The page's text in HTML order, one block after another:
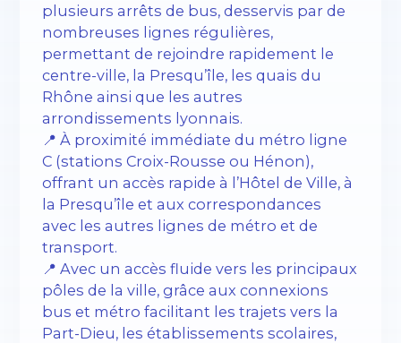
plusieurs arrêts de bus, desservis par de
nombreuses lignes régulières,
permettant de rejoindre rapidement le
centre-ville, la Presqu’île, les quais du
Rhône ainsi que les autres
arrondissements lyonnais.
📍 À proximité immédiate du métro ligne
C (stations Croix-Rousse ou Hénon),
offrant un accès rapide à l’Hôtel de Ville, à
la Presqu’île et aux correspondances
avec les autres lignes de métro et de
transport.
📍 Avec un accès fluide vers les principaux
pôles de la ville, grâce aux connexions
bus et métro facilitant les trajets vers la
Part-Dieu, les établissements scolaires,